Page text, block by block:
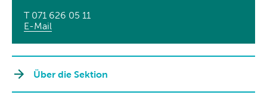
T 071 626 05 11
E-Mail
Über die Sektion